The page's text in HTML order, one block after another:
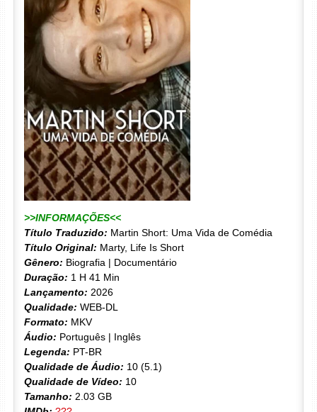
>>INFORMAÇÕES<<
Título Traduzido: Martin Short: Uma Vida de Comédia
Título Original: Marty, Life Is Short
Gênero: Biografia | Documentário
Duração: 1 H 41 Min
Lançamento: 2026
Qualidade: WEB-DL
Formato: MKV
Áudio: Português | Inglês
Legenda: PT-BR
Qualidade de Áudio: 10 (5.1)
Qualidade de Vídeo: 10
Tamanho: 2.03 GB